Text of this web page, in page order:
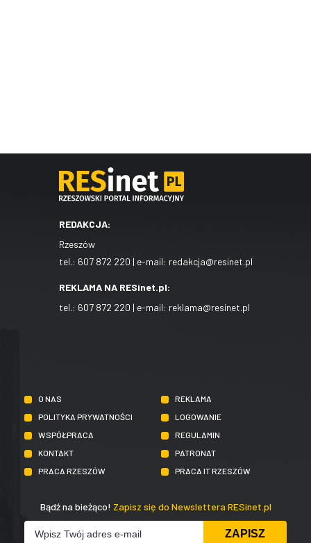
REDAKCJA:
Rzeszów
tel.: 607 872 220 | e-mail: redakcja@resinet.pl
REKLAMA NA RESinet.pl:
tel.: 607 872 220 | e-mail: reklama@resinet.pl
O NAS
REKLAMA
POLITYKA PRYWATNOŚCI
LOGOWANIE
WSPÓŁPRACA
REGULAMIN
KONTAKT
PATRONAT
PRACA RZESZÓW
PRACA IT RZESZÓW
Bądź na bieżąco! Zapisz się do Newslettera RESinet.pl